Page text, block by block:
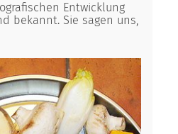
Entwicklung
bekannt. Sie sagen uns,